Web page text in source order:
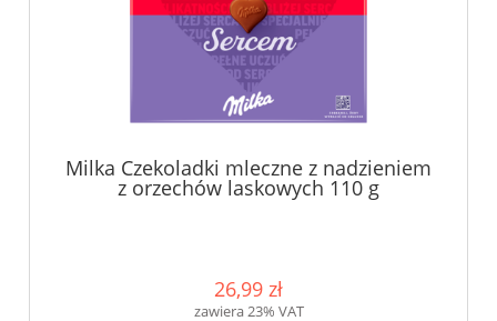
Milka Czekoladki mleczne z nadzieniem
z orzechów laskowych 110 g
26,99 zł
zawiera 23% VAT